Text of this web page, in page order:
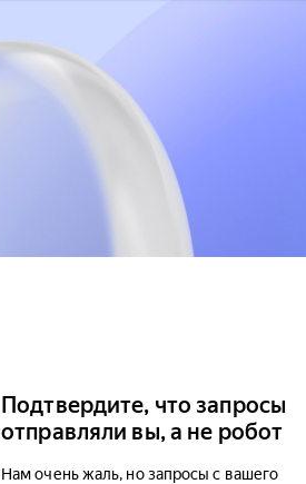
Подтвердите, что запросы
отправляли вы, а не робот
Нам очень жаль, но запросы с вашего